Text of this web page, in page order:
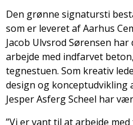
Den grønne signatursti
som er leveret af Aarhus
Jacob Ulvsrod Sørensen
arbejde med indfarvet
tegnestuen. Som kreativ
design og konceptudvikling
Jesper Asferg Scheel har
”Vi er vant til at arbejde